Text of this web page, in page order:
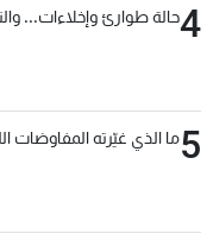
4حالة طوارئ وإخلاءات...
5ما الذي غيّرته المفاوضات